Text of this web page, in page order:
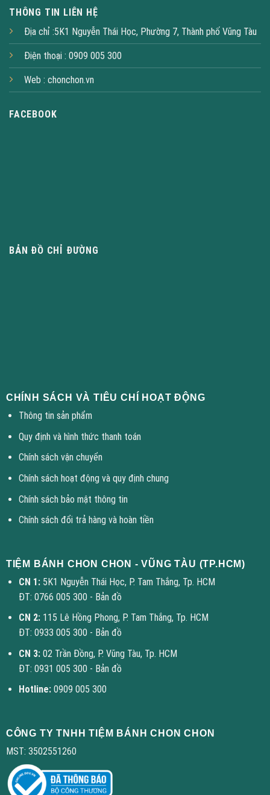
THÔNG TIN LIÊN HỆ
Địa chỉ :5K1 Nguyễn Thái Học, Phường 7, Thành phố Vũng Tàu
Điện thoại : 0909 005 300
Web : chonchon.vn
FACEBOOK
BẢN ĐỒ CHỈ ĐƯỜNG
CHÍNH SÁCH VÀ TIÊU CHÍ HOẠT ĐỘNG
Thông tin sản phẩm
Quy định và hình thức thanh toán
Chính sách vận chuyển
Chính sách hoạt động và quy định chung
Chính sách bảo mật thông tin
Chính sách đổi trả hàng và hoàn tiền
TIỆM BÁNH CHON CHON - VŨNG TÀU (TP.HCM)
CN 1:5K1 Nguyễn Thái Học, P. Tam Thắng, Tp. HCM
ĐT: 0766 005 300 - Bản đồ
CN 2:115 Lê Hồng Phong, P. Tam Thắng, Tp. HCM
ĐT: 0933 005 300 - Bản đồ
CN 3:02 Trần Đồng, P. Vũng Tàu, Tp. HCM
ĐT: 0931 005 300 - Bản đồ
Hotline: 0909 005 300
CÔNG TY TNHH TIỆM BÁNH CHON CHON
MST: 3502551260